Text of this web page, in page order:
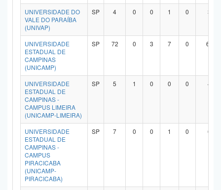
UNIVERSIDADE DO
VALE DO PARAÍBA
(UNIVAP)
SP 4 0 0 1 0 3
UNIVERSIDADE
ESTADUAL DE
CAMPINAS
(UNICAMP)
SP 72 0 3 7 0 60
UNIVERSIDADE
ESTADUAL DE
CAMPINAS -
CAMPUS LIMEIRA
(UNICAMP-LIMEIRA)
SP 5 1 0 0 0 4
UNIVERSIDADE
ESTADUAL DE
CAMPINAS -
CAMPUS
PIRACICABA
(UNICAMP-
PIRACICABA)
SP 7 0 0 1 0 6